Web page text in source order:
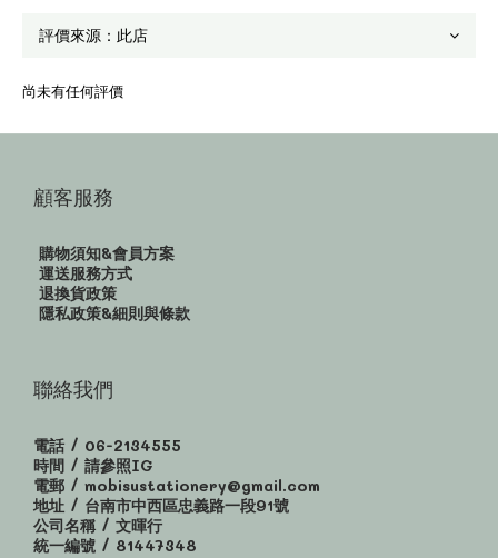
尚未有任何評價
顧客服務
購物須知&會員方案
運送服務方式
退換貨政策
隱私政策&細則與條款
聯絡我們
電話 / 06-2134555
時間 / 請參照IG
電郵 / mobisustationery@gmail.com
地址 / 台南市中西區忠義路一段91號
公司名稱 / 文暉行
統一編號 / 81447348